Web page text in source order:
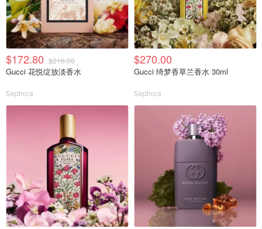
$172.80 $216.00
Gucci 花悦绽放淡香水
Sephora
$270.00
Gucci 绮梦香草兰香水 30ml
Sephora